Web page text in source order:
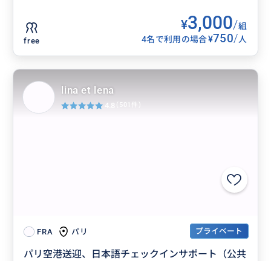
free
¥3,000/組
4名で利用の場合¥750/人
FRA パリ プライベート
パリ空港送迎、日本語チェックインサポート（公共
lina et lena
4.8 (501件)